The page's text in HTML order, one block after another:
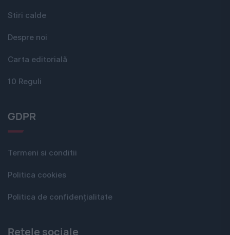
Stiri calde
Despre noi
Carta editorială
10 Reguli
GDPR
Termeni si conditii
Politica cookies
Politica de confidențialitate
Rețele sociale